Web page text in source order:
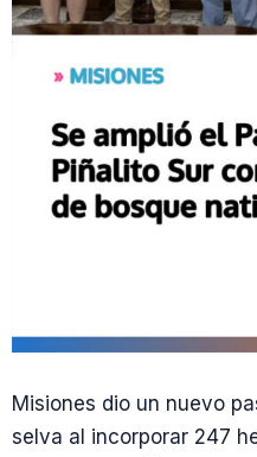
Misiones dio un nuevo
selva al incorporar 247